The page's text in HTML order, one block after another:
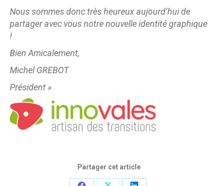
Nous sommes donc très heureux aujourd’hui de
partager avec vous notre nouvelle identité graphique
!
Bien Amicalement,
Michel GREBOT
Président »
Partager cet article